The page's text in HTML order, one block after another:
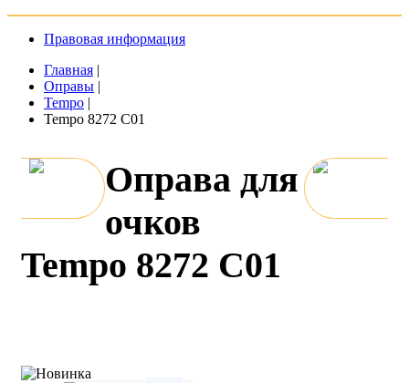
Правовая информация
Главная |
Оправы |
Tempo |
Tempo 8272 C01
Оправа для
очков
Tempo 8272 C01